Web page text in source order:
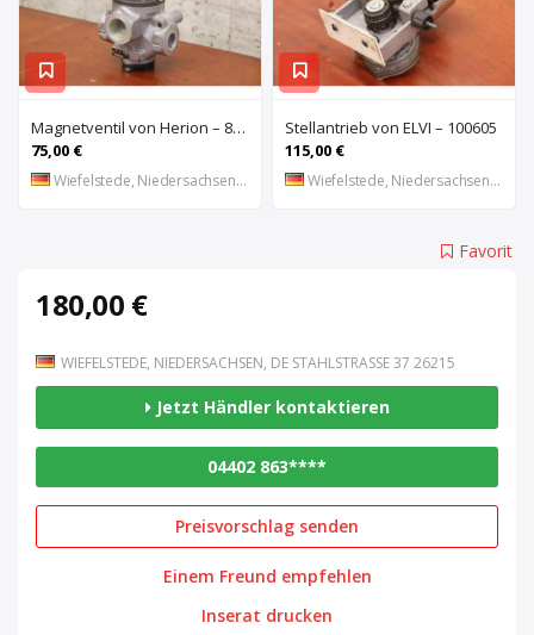
Magnetventil von Herion – 8026673
75,00 €
Wiefelstede, Niedersachsen, DE
Stellantrieb von ELVI – 100605
115,00 €
Wiefelstede, Niedersachsen, DE
Favorit
180,00 €
WIEFELSTEDE, NIEDERSACHSEN, DE STAHLSTRASSE 37 26215
Jetzt Händler kontaktieren
04402 863****
Preisvorschlag senden
Einem Freund empfehlen
Inserat drucken